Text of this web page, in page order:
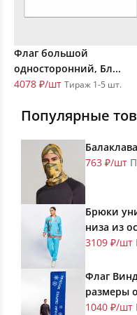
Флаг большой
односторонний, Бл...
4078 ₽/шт Тираж 1-5 шт.
Популярные
763 ₽/шт
Брюки
низа из
3109 ₽/шт
Флаг
размеры
1040 ₽/шт